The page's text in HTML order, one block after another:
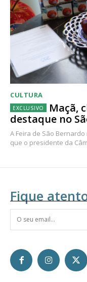
CULTURA
Maçã,
destaque no
A Feira de São
que o presidente da
Fique